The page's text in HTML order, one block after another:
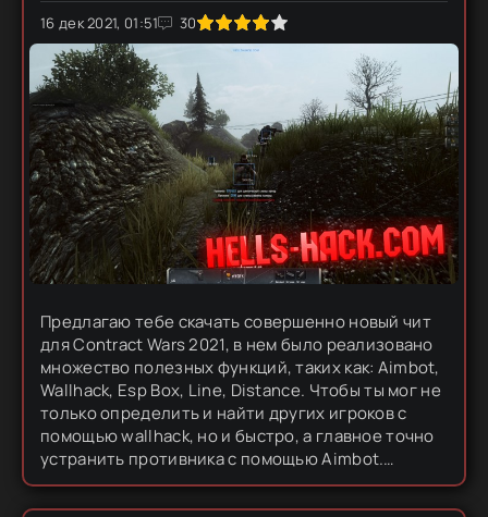
16 дек 2021, 01:51 30
1 2 3 4 5
Предлагаю тебе скачать совершенно новый чит
для Contract Wars 2021, в нем было реализовано
множество полезных функций, таких как: Aimbot,
Wallhack, Esp Box, Line, Distance. Чтобы ты мог не
только определить и найти других игроков с
помощью wallhack, но и быстро, а главное точно
устранить противника с помощью Aimbot.
Данный хак для CW не только обладает самыми
необходимыми...